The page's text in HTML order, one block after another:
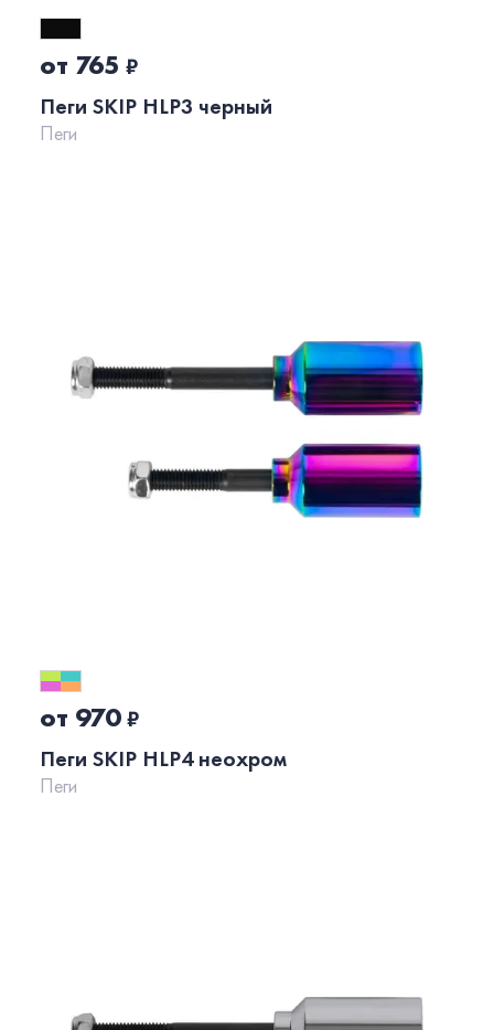
от 765 ₽
Пеги SKIP HLP3 черный
Пеги
от 970₽
Пеги SKIP HLP4 неохром
Пеги